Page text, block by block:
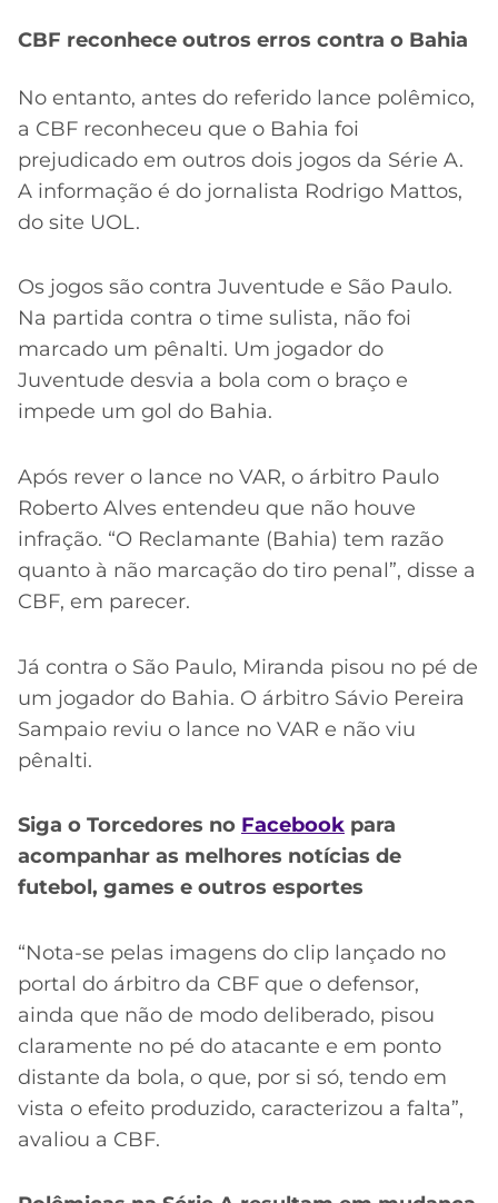
CBF reconhece outros erros contra o Bahia
No entanto, antes do referido lance polêmico,
a CBF reconheceu que o Bahia foi
prejudicado em outros dois jogos da Série A.
A informação é do jornalista Rodrigo Mattos,
do site UOL.
Os jogos são contra Juventude e São Paulo.
Na partida contra o time sulista, não foi
marcado um pênalti. Um jogador do
Juventude desvia a bola com o braço e
impede um gol do Bahia.
Após rever o lance no VAR, o árbitro Paulo
Roberto Alves entendeu que não houve
infração. “O Reclamante (Bahia) tem razão
quanto à não marcação do tiro penal”, disse a
CBF, em parecer.
Já contra o São Paulo, Miranda pisou no pé de
um jogador do Bahia. O árbitro Sávio Pereira
Sampaio reviu o lance no VAR e não viu
pênalti.
Siga o Torcedores no Facebook para
acompanhar as melhores notícias de
futebol, games e outros esportes
“Nota-se pelas imagens do clip lançado no
portal do árbitro da CBF que o defensor,
ainda que não de modo deliberado, pisou
claramente no pé do atacante e em ponto
distante da bola, o que, por si só, tendo em
vista o efeito produzido, caracterizou a falta”,
avaliou a CBF.